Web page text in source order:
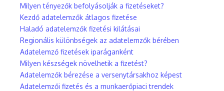
Milyen tényezők befolyásolják a fizetéseket?
Kezdő adatelemzők átlagos fizetése
Haladó adatelemzők fizetési kilátásai
Regionális különbségek az adatelemzők bérében
Adatelemző fizetések iparáganként
Milyen készségek növelhetik a fizetést?
Adatelemzők bérezése a versenytársakhoz képest
Adatelemzői fizetés és a munkaerőpiaci trendek